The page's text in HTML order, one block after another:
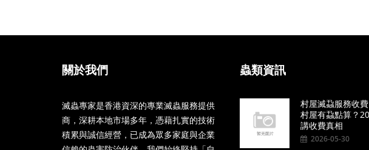
關於我們
滅蟲專家是香港資深的專業滅蟲服務提供
商，深耕本地市場多年，憑藉扎實的技術
積累與誠信經營，已成為眾多家庭與企業
蟲類資訊
村屋滅蝨服務收
村屋有蝨點算？
講收費真相
2026-05-30